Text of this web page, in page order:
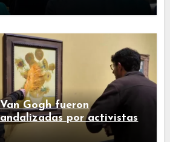
Gogh fueron
por activistas